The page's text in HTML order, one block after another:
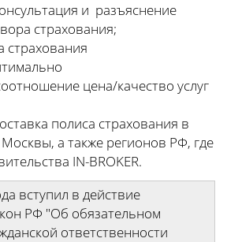
и разъяснение
страхования;
страхования
цена/качество услуг
полиса страхования в
а также регионов РФ, где
IN-BROKER.
вступил в действие
РФ "Об обязательном
ответственности